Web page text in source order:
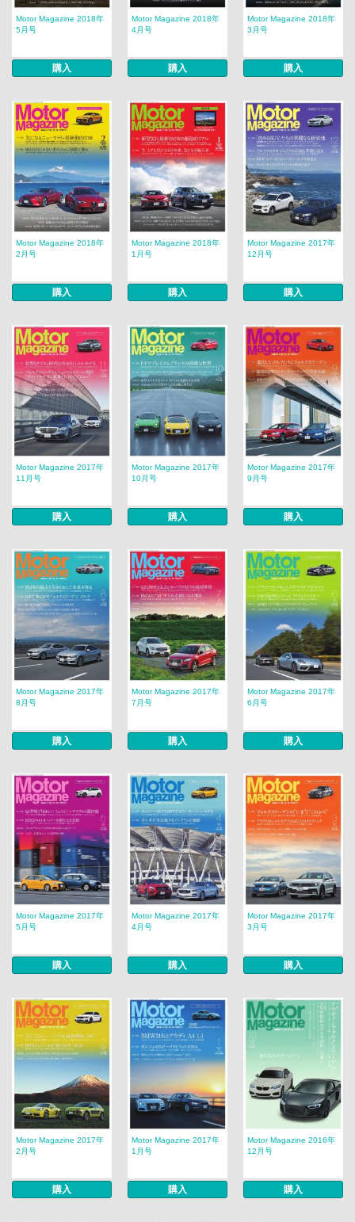
Motor Magazine 2018年
5月号
購入
Motor Magazine 2018年
4月号
購入
Motor Magazine 2018年
3月号
購入
Motor Magazine 2018年
2月号
購入
Motor Magazine 2018年
1月号
購入
Motor Magazine 2017年
12月号
購入
Motor Magazine 2017年
11月号
購入
Motor Magazine 2017年
10月号
購入
Motor Magazine 2017年
9月号
購入
Motor Magazine 2017年
8月号
購入
Motor Magazine 2017年
7月号
購入
Motor Magazine 2017年
6月号
購入
Motor Magazine 2017年
5月号
購入
Motor Magazine 2017年
4月号
購入
Motor Magazine 2017年
3月号
購入
Motor Magazine 2017年
2月号
購入
Motor Magazine 2017年
1月号
購入
Motor Magazine 2016年
12月号
購入